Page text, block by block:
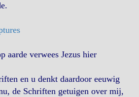
aarde verwees Jezus hier
en u denkt daardoor eeuwig
de Schriften getuigen over mij,